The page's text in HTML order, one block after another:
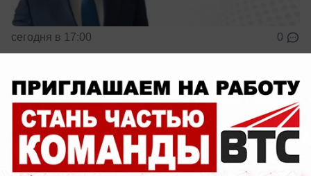
сегодня в 17:00 0
ФОТОРЕПОРТАЖ
В Волжском разыграли Кубок мэра по
падел-теннису: фоторепортаж
14 участников и полный драйв